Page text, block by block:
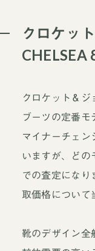
クロケッ
CHELSEA
クロケット＆
ブーツの定番
マイナーチェン
いますが、どの
での査定になり
取価格について
靴のデザイン全